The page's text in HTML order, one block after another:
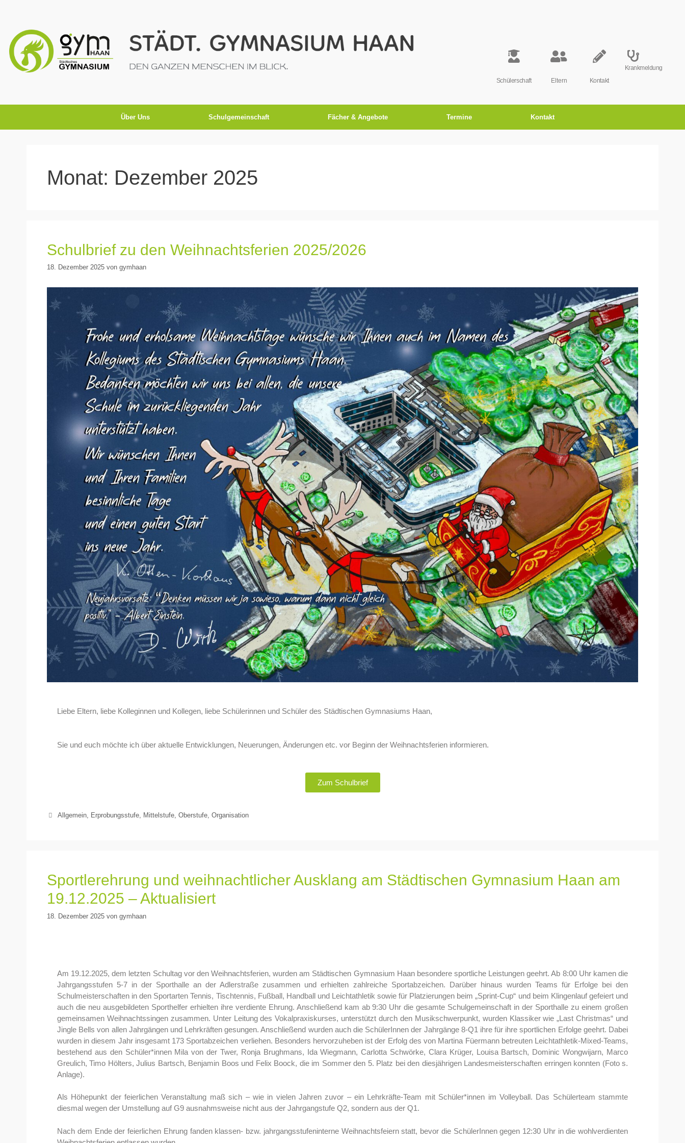
Schülerschaft Eltern Kontakt
Krankmeldung
Über Uns Schulgemeinschaft Fächer & Angebote Termine Kontakt
Monat: Dezember 2025
Schulbrief zu den Weihnachtsferien 2025/2026
18. Dezember 2025 von gymhaan
Liebe Eltern, liebe Kolleginnen und Kollegen, liebe Schülerinnen und Schüler des Städtischen Gymnasiums Haan,
Sie und euch möchte ich über aktuelle Entwicklungen, Neuerungen, Änderungen etc. vor Beginn der Weihnachtsferien informieren.
Zum Schulbrief
Allgemein, Erprobungsstufe, Mittelstufe, Oberstufe, Organisation
Sportlerehrung und weihnachtlicher Ausklang am Städtischen Gymnasium Haan am
19.12.2025 – Aktualisiert
18. Dezember 2025 von gymhaan
Am 19.12.2025, dem letzten Schultag vor den Weihnachtsferien, wurden am Städtischen Gymnasium Haan besondere sportliche Leistungen geehrt. Ab 8:00 Uhr kamen die
Jahrgangsstufen 5-7 in der Sporthalle an der Adlerstraße zusammen und erhielten zahlreiche Sportabzeichen. Darüber hinaus wurden Teams für Erfolge bei den
Schulmeisterschaften in den Sportarten Tennis, Tischtennis, Fußball, Handball und Leichtathletik sowie für Platzierungen beim „Sprint-Cup“ und beim Klingenlauf gefeiert und
auch die neu ausgebildeten Sporthelfer erhielten ihre verdiente Ehrung. Anschließend kam ab 9:30 Uhr die gesamte Schulgemeinschaft in der Sporthalle zu einem großen
gemeinsamen Weihnachtssingen zusammen. Unter Leitung des Vokalpraxiskurses, unterstützt durch den Musikschwerpunkt, wurden Klassiker wie „Last Christmas“ und
Jingle Bells von allen Jahrgängen und Lehrkräften gesungen. Anschließend wurden auch die SchülerInnen der Jahrgänge 8-Q1 ihre für ihre sportlichen Erfolge geehrt. Dabei
wurden in diesem Jahr insgesamt 173 Sportabzeichen verliehen. Besonders hervorzuheben ist der Erfolg des von Martina Füermann betreuten Leichtathletik-Mixed-Teams,
bestehend aus den Schüler*innen Mila von der Twer, Ronja Brughmans, Ida Wiegmann, Carlotta Schwörke, Clara Krüger, Louisa Bartsch, Dominic Wongwijarn, Marco
Greulich, Timo Hölters, Julius Bartsch, Benjamin Boos und Felix Boock, die im Sommer den 5. Platz bei den diesjährigen Landesmeisterschaften erringen konnten (Foto s.
Anlage).
Als Höhepunkt der feierlichen Veranstaltung maß sich – wie in vielen Jahren zuvor – ein Lehrkräfte-Team mit Schüler*innen im Volleyball. Das Schülerteam stammte
diesmal wegen der Umstellung auf G9 ausnahmsweise nicht aus der Jahrgangstufe Q2, sondern aus der Q1.
Nach dem Ende der feierlichen Ehrung fanden klassen- bzw. jahrgangsstufeninterne Weihnachtsfeiern statt, bevor die SchülerInnen gegen 12:30 Uhr in die wohlverdienten